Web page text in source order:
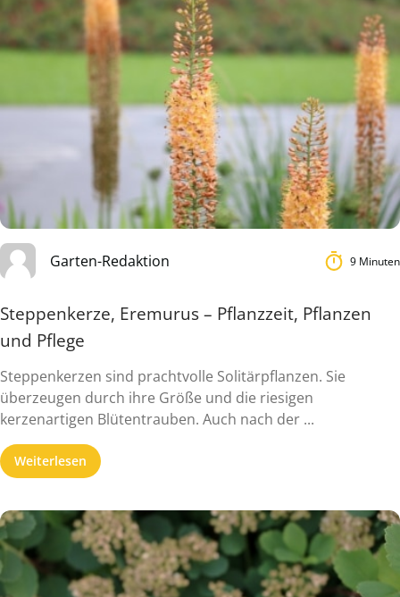
Garten-Redaktion 9 Minuten
Steppenkerze, Eremurus – Pflanzzeit, Pflanzen
und Pflege
Steppenkerzen sind prachtvolle Solitärpflanzen. Sie
überzeugen durch ihre Größe und die riesigen
kerzenartigen Blütentrauben. Auch nach der ...
Weiterlesen